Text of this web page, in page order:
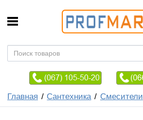
Главная Сантехника Смесители